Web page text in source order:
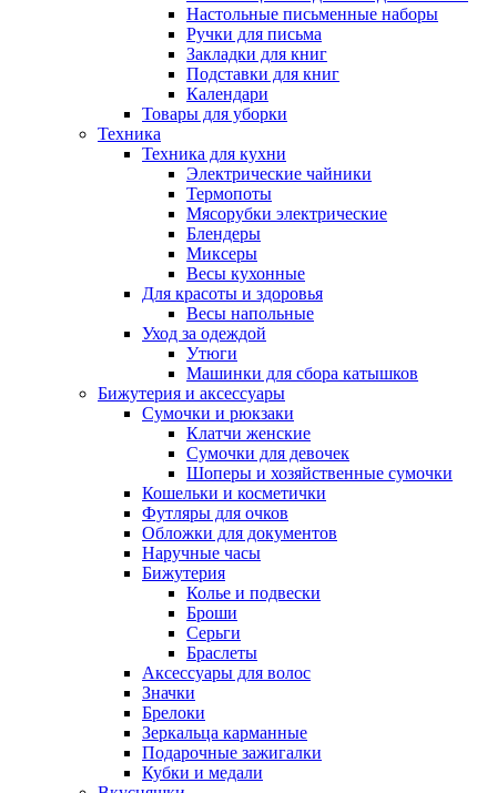
Настольные письменные наборы
Ручки для письма
Закладки для книг
Подставки для книг
Календари
Товары для уборки
Техника
Техника для кухни
Электрические чайники
Термопоты
Мясорубки электрические
Блендеры
Миксеры
Весы кухонные
Для красоты и здоровья
Весы напольные
Уход за одеждой
Утюги
Машинки для сбора катышков
Бижутерия и аксессуары
Сумочки и рюкзаки
Клатчи женские
Сумочки для девочек
Шоперы и хозяйственные сумочки
Кошельки и косметички
Футляры для очков
Обложки для документов
Наручные часы
Бижутерия
Колье и подвески
Броши
Серьги
Браслеты
Аксессуары для волос
Значки
Брелоки
Зеркальца карманные
Подарочные зажигалки
Кубки и медали